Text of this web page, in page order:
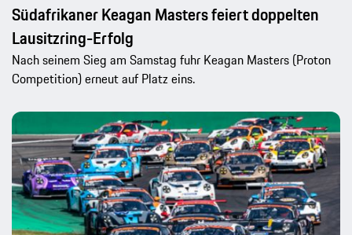
Südafrikaner Keagan Masters feiert doppelten
Lausitzring-Erfolg
Nach seinem Sieg am Samstag fuhr Keagan Masters (Proton
Competition) erneut auf Platz eins.